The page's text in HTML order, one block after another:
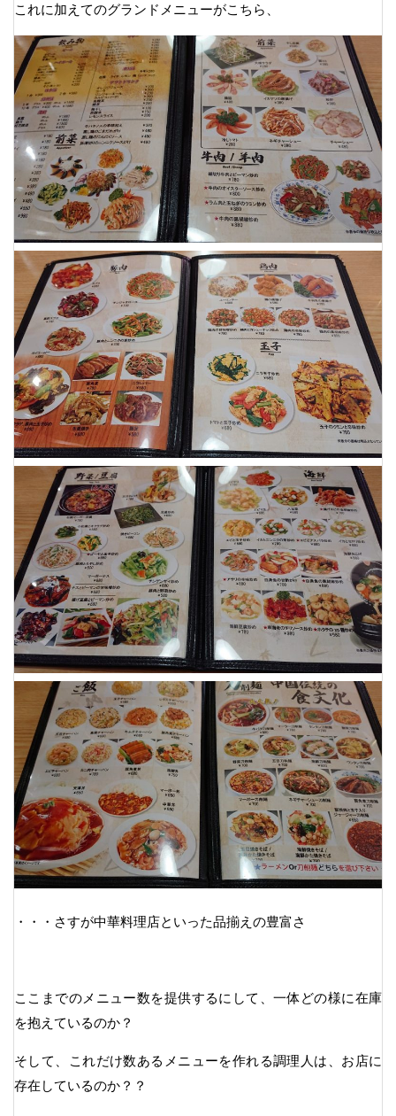
これに加えてのグランドメニューがこちら、
・・・さすが中華料理店といった品揃えの豊富さ
ここまでのメニュー数を提供するにして、一体どの様に在庫
を抱えているのか？
そして、これだけ数あるメニューを作れる調理人は、お店に
存在しているのか？？